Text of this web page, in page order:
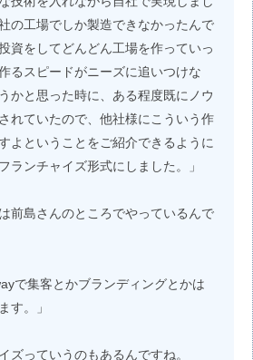
の工場でしか製造できなかったんで
資をしてどんどん工場を作っていっ
るスピードがニーズに追いつけな
かと思った時に、ある程度既にノウ
れていたので、他社様にこういう作
よということをご紹介できるように
ランチャイズ形式にしました。」
前島さんのところでやっているんで
で集客とかブランディングとかは
す。」
ズっていうのもあるんですね。